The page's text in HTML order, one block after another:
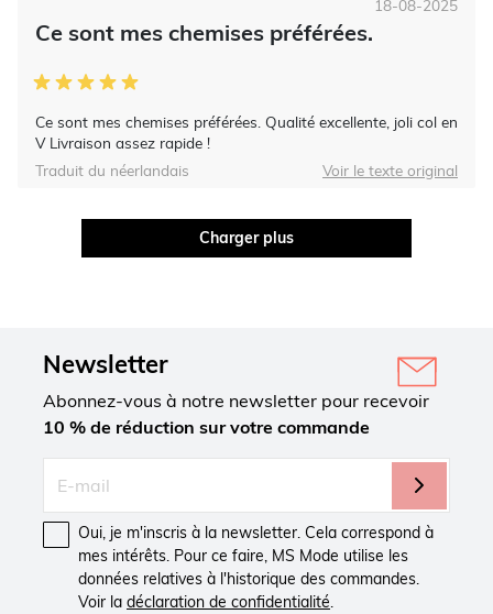
Ce sont mes chemises préférées.
Ce sont mes chemises préférées. Qualité excellente, joli col en
V Livraison assez rapide !
18-08-2025
Traduit du néerlandais Voir le texte original
Charger plus
Newsletter
Abonnez-vous à notre newsletter pour recevoir
10 % de réduction sur votre commande
Oui, je m'inscris à la newsletter. Cela correspond à
mes intérêts. Pour ce faire, MS Mode utilise les
données relatives à l'historique des commandes.
Voir la déclaration de confidentialité.